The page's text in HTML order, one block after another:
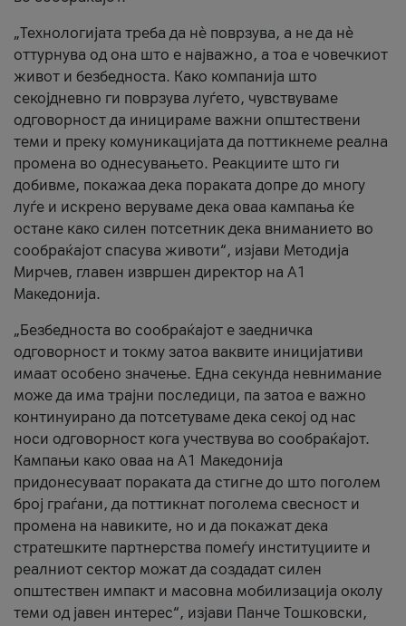
„Технологијата треба да нè поврзува, а не да нè
оттурнува од она што е најважно, а тоа е човечкиот
живот и безбедноста. Како компанија што
секојдневно ги поврзува луѓето, чувствуваме
одговорност да иницираме важни општествени
теми и преку комуникацијата да поттикнеме реална
промена во однесувањето. Реакциите што ги
добивме, покажаа дека пораката допре до многу
луѓе и искрено веруваме дека оваа кампања ќе
остане како силен потсетник дека вниманието во
сообраќајот спасува животи“, изјави Методија
Мирчев, главен извршен директор на А1
Македонија.
„Безбедноста во сообраќајот е заедничка
одговорност и токму затоа ваквите иницијативи
имаат особено значење. Една секунда невнимание
може да има трајни последици, па затоа е важно
континуирано да потсетуваме дека секој од нас
носи одговорност кога учествува во сообраќајот.
Кампањи како оваа на A1 Македонија
придонесуваат пораката да стигне до што поголем
број граѓани, да поттикнат поголема свесност и
промена на навиките, но и да покажат дека
стратешките партнерства помеѓу институциите и
реалниот сектор можат да создадат силен
општествен импакт и масовна мобилизација околу
теми од јавен интерес“, изјави Панче Тошковски,